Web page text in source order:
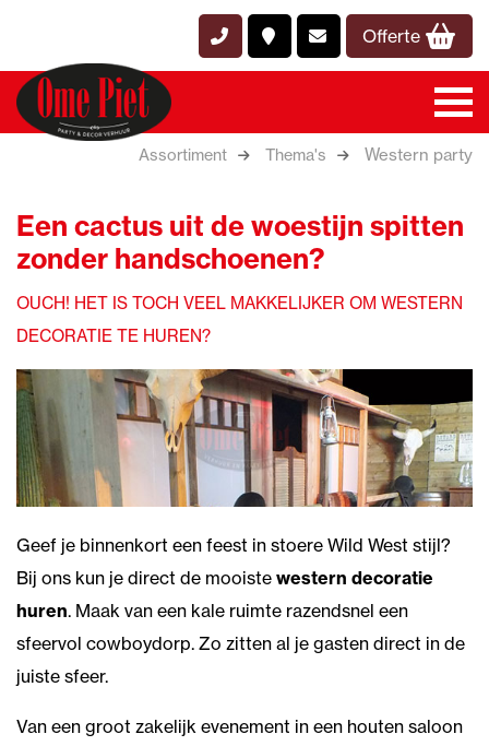
Offerte
Assortiment Thema's Western party
Een cactus uit de woestijn spitten
zonder handschoenen?
OUCH! HET IS TOCH VEEL MAKKELIJKER OM WESTERN
DECORATIE TE HUREN?
Geef je binnenkort een feest in stoere Wild West stijl?
Bij ons kun je direct de mooiste western decoratie
huren. Maak van een kale ruimte razendsnel een
sfeervol cowboydorp. Zo zitten al je gasten direct in de
juiste sfeer.
Van een groot zakelijk evenement in een houten saloon